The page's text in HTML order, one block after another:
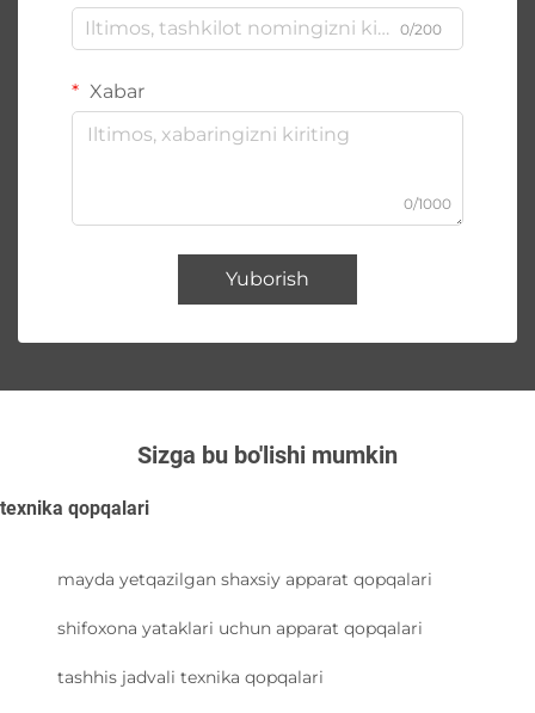
0/200
Xabar
0/1000
Yuborish
Sizga bu bo'lishi mumkin
texnika qopqalari
mayda yetqazilgan shaxsiy apparat qopqalari
shifoxona yataklari uchun apparat qopqalari
tashhis jadvali texnika qopqalari